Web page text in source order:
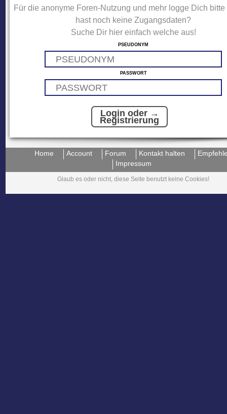
Für die anonyme Foren-Nutzung und mehr logge Dich
hast noch keine Zugangsdaten?
Suche Dir hier einfach welche aus!
PSEUDONYM
PASSWORT
Login oder →
Registrierung
Home Account Forum Kontakt halten
Impressum
Glaub es oder nicht, diese Seite benutzt keine Cookies!